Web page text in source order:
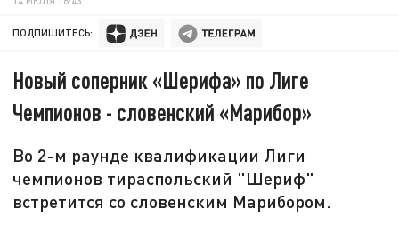
ПОДПИШИТЕСЬ:
Новый соперник «Шерифа» по Лиге
Чемпионов - словенский «Марибор»
Во 2-м раунде квалификации Лиги
чемпионов тираспольский "Шериф"
встретится со словенским Марибором.